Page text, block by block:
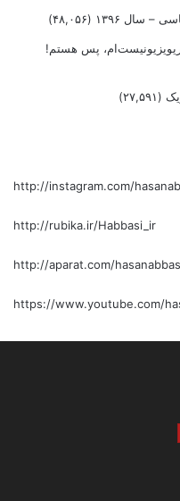
– سال ۱۳۹۶ (۴۸,۰۵۶)
(۲۷,۵۹۱)
http://instagram.com/
http://rubika.ir/Habbasi_ir
http://aparat.com/
https://www.youtube.com/